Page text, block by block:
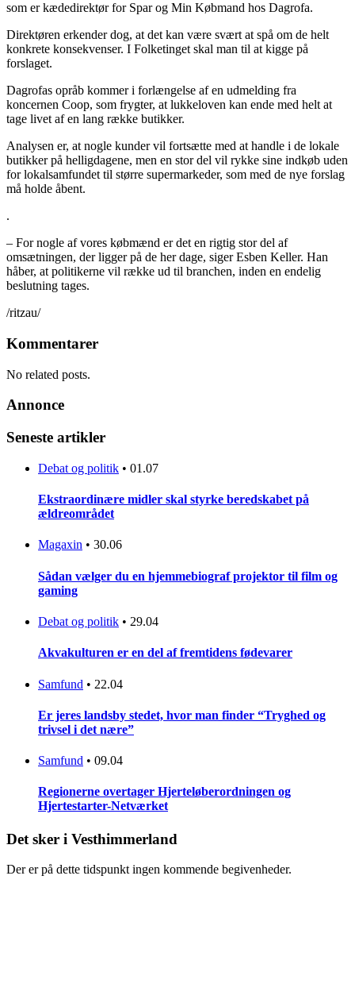
som er kædedirektør for Spar og Min Købmand hos Dagrofa.
Direktøren erkender dog, at det kan være svært at spå om de helt
konkrete konsekvenser. I Folketinget skal man til at kigge på
forslaget.
Dagrofas opråb kommer i forlængelse af en udmelding fra
koncernen Coop, som frygter, at lukkeloven kan ende med helt at
tage livet af en lang række butikker.
Analysen er, at nogle kunder vil fortsætte med at handle i de lokale
butikker på helligdagene, men en stor del vil rykke sine indkøb uden
for lokalsamfundet til større supermarkeder, som med de nye forslag
må holde åbent.
.
– For nogle af vores købmænd er det en rigtig stor del af
omsætningen, der ligger på de her dage, siger Esben Keller. Han
håber, at politikerne vil række ud til branchen, inden en endelig
beslutning tages.
/ritzau/
Kommentarer
No related posts.
Annonce
Seneste artikler
Debat og politik • 01.07
Ekstraordinære midler skal styrke beredskabet på
ældreområdet
Magaxin • 30.06
Sådan vælger du en hjemmebiograf projektor til film og
gaming
Debat og politik • 29.04
Akvakulturen er en del af fremtidens fødevarer
Samfund • 22.04
Er jeres landsby stedet, hvor man finder “Tryghed og
trivsel i det nære”
Samfund • 09.04
Regionerne overtager Hjerteløberordningen og
Hjertestarter-Netværket
Det sker i Vesthimmerland
Der er på dette tidspunkt ingen kommende begivenheder.